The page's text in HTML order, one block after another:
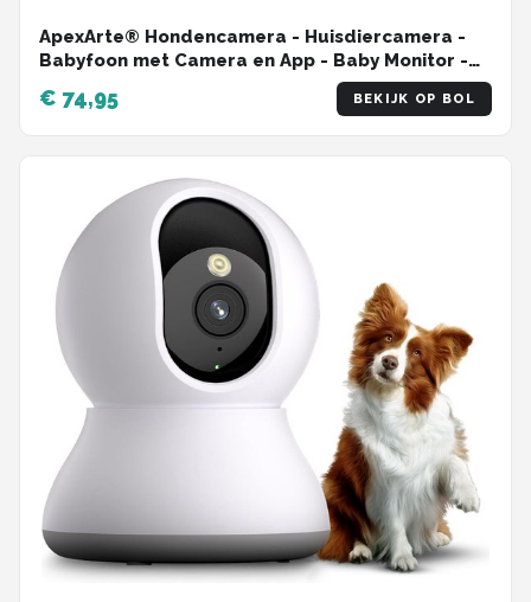
ApexArte® Hondencamera - Huisdiercamera -
Babyfoon met Camera en App - Baby Monitor -
€ 74,95 BEKIJK OP BOL